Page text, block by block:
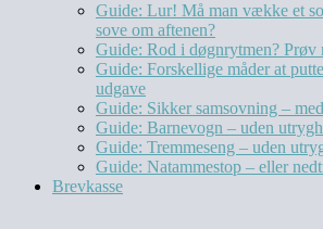
Guide: Lur! Må man vække et
sove om aftenen?
Guide: Rod i døgnrytmen? Prøv
Guide: Forskellige måder at
udgave
Guide: Sikker samsovning –
Guide: Barnevogn – uden
Guide: Tremmeseng – uden
Guide: Natammestop – eller
Brevkasse